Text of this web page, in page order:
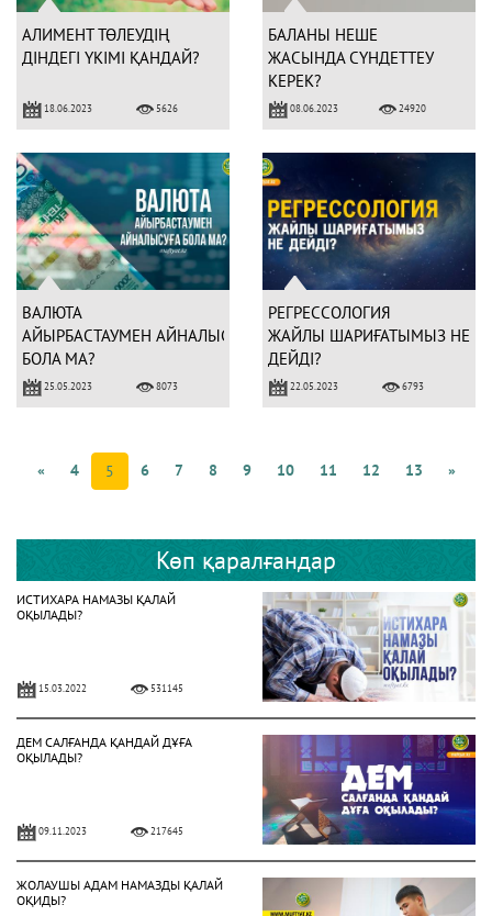
АЛИМЕНТ ТӨЛЕУДІҢ
ДІНДЕГІ ҮКІМІ ҚАНДАЙ?
18.06.2023 5626
БАЛАНЫ НЕШЕ
ЖАСЫНДА СҮНДЕТТЕУ
КЕРЕК?
08.06.2023 24920
ВАЛЮТА
АЙЫРБАСТАУМЕН АЙНАЛЫСУҒА
БОЛА МА?
25.05.2023 8073
РЕГРЕССОЛОГИЯ
ЖАЙЛЫ ШАРИҒАТЫМЫЗ НЕ
ДЕЙДІ?
22.05.2023 6793
« 4 5 6 7 8 9 10 11 12 13 »
Көп қаралғандар
ИСТИХАРА НАМАЗЫ ҚАЛАЙ
ОҚЫЛАДЫ?
15.03.2022 531145
ДЕМ САЛҒАНДА ҚАНДАЙ ДҰҒА
ОҚЫЛАДЫ?
09.11.2023 217645
ЖОЛАУШЫ АДАМ НАМАЗДЫ ҚАЛАЙ
ОҚИДЫ?